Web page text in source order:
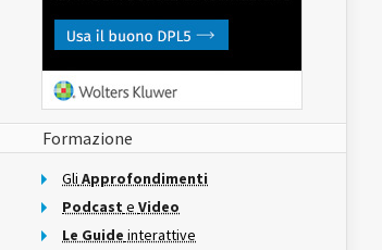
Formazione
Gli Approfondimenti
Podcast e Video
Le Guide interattive